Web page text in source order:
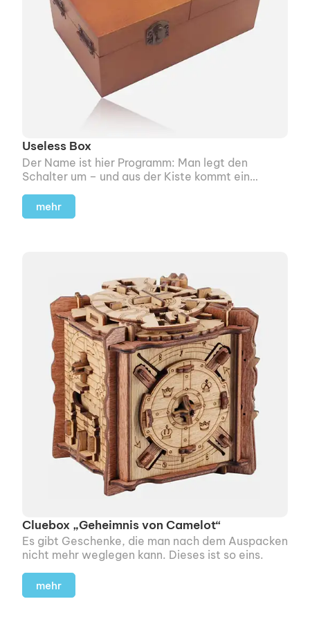
Useless Box
Der Name ist hier Programm: Man legt den
Schalter um – und aus der Kiste kommt ein
kippt.
mehr
Cluebox „Geheimnis von Camelot“
Es gibt Geschenke, die man nach dem Auspacken
nicht mehr weglegen kann. Dieses ist so eins.
mehr